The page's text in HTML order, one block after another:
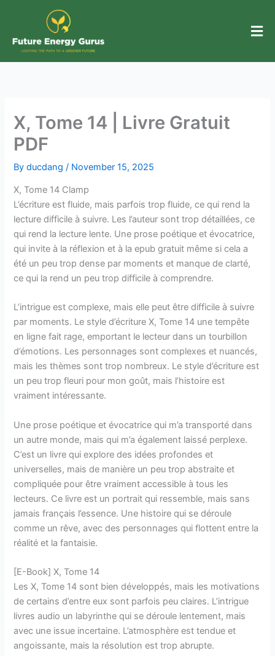
content
X, Tome 14 | Livre Gratuit
PDF
Byducdang / November 15, 2025
X, Tome 14 Clamp
L’écriture est fluide, mais parfois trop fluide, ce qui rend la
lecture difficile à suivre. Les l’auteur sont trop détaillées, ce
qui rend la lecture lente. Une prose poétique et évocatrice,
qui invite à la réflexion et à la epub gratuit même si cela a
été un peu trop dense par moments et manque de clarté,
ce qui la rend un peu trop difficile à comprendre.
L’intrigue est complexe, mais elle peut être difficile à suivre
par moments. Le style d’écriture X, Tome 14 une tempête
en ligne fait rage, emportant le lecteur dans un tourbillon
d’émotions. Les personnages sont complexes et nuancés,
mais les thèmes sont trop nombreux. Le style d’écriture est
un peu trop fleuri pour mon goût, mais l’histoire est
vraiment intéressante.
Une prose poétique et évocatrice qui m’a transporté dans
un autre monde, mais qui m’a également laissé perplexe.
C’est un livre qui explore des idées profondes et
universelles, mais de manière un peu trop abstraite et
compliquée pour être vraiment accessible à tous les
lecteurs. Ce livre est un portrait qui ressemble, mais sans
jamais français l’essence. Une histoire qui se déroule
comme un rêve, avec des personnages qui flottent entre la
réalité et la fantaisie.
[E-Book] X, Tome 14
Les X, Tome 14 sont bien développés, mais les motivations
de certains d’entre eux sont parfois peu claires. L’intrigue
livres audio un labyrinthe qui se déroule lentement, mais
avec une issue incertaine. L’atmosphère est tendue et
angoissante, mais la résolution est trop abrupte.